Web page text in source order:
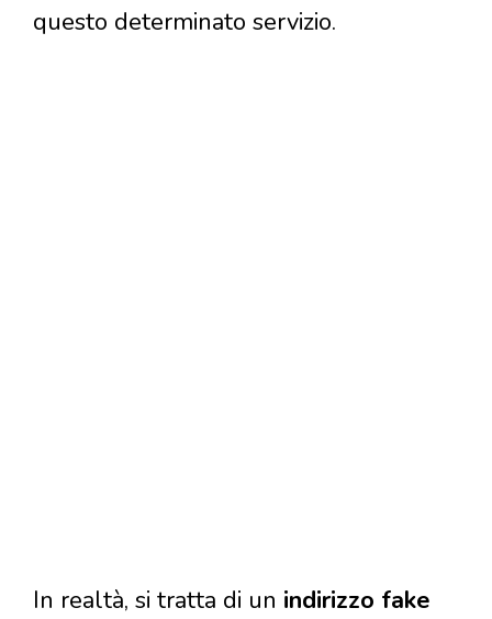
questo determinato servizio.
In realtà, si tratta di un indirizzo fake